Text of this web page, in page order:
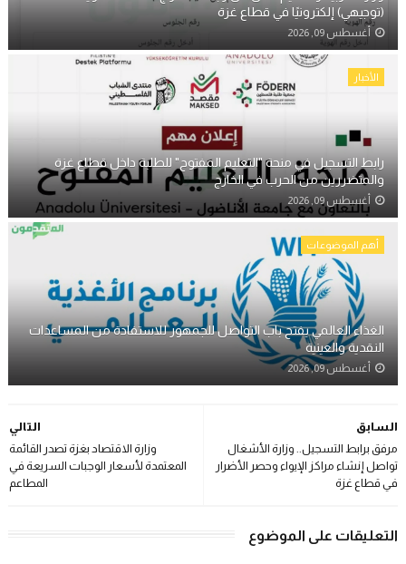
(توجيهي) إلكترونيًا في قطاع غزة
أغسطس 09, 2026
الأخبار
رابط التسجيل في منحة "التعليم المفتوح" للطلبة داخل قطاع غزة
والمتضررين من الحرب في الخارج
أغسطس 09, 2026
أهم الموضوعات
الغذاء العالمي يفتح باب التواصل للجمهور للاستفادة من المساعدات
النقدية والعينية
أغسطس 09, 2026
التالي
وزارة الاقتصاد بغزة تصدر القائمة
المعتمدة لأسعار الوجبات السريعة في
المطاعم
السابق
مرفق برابط التسجيل.. وزارة الأشغال
تواصل إنشاء مراكز الإيواء وحصر الأضرار
في قطاع غزة
التعليقات على الموضوع